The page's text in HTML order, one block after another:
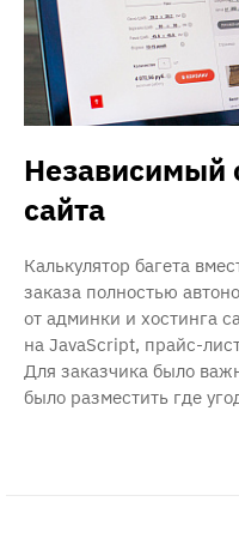
Независимый
сайта
Калькулятор багета
заказа полностью
от админки и хостинга
на JavaScript, прайс-
Для заказчика было
было разместить где